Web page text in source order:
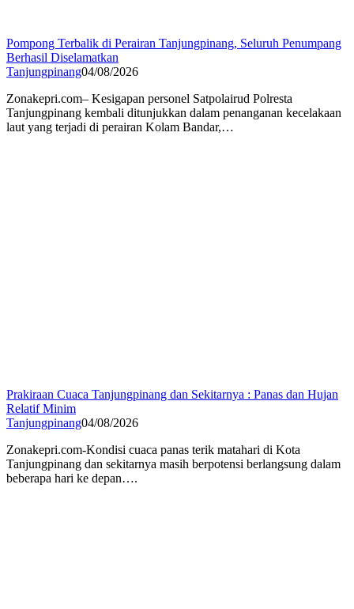
Pompong Terbalik di Perairan Tanjungpinang, Seluruh Penumpang
Berhasil Diselamatkan
Tanjungpinang04/08/2026
Zonakepri.com– Kesigapan personel Satpolairud Polresta
Tanjungpinang kembali ditunjukkan dalam penanganan kecelakaan
laut yang terjadi di perairan Kolam Bandar,…
Prakiraan Cuaca Tanjungpinang dan Sekitarnya : Panas dan Hujan
Relatif Minim
Tanjungpinang04/08/2026
Zonakepri.com-Kondisi cuaca panas terik matahari di Kota
Tanjungpinang dan sekitarnya masih berpotensi berlangsung dalam
beberapa hari ke depan….